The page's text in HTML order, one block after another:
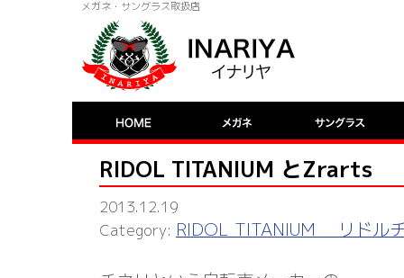
メガネ・サングラス取扱店
RIDOL TITANIUM とZrarts
2013.12.19
RIDOL TITANIUM リドル